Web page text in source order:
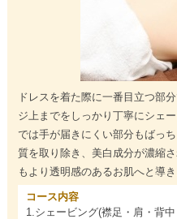
ドレスを着た際に一番目立つ部
ジ上までをしっかり丁寧にシェ
では手が届きにくい部分もばっ
質を取り除き、美白成分が濃縮
もより透明感のあるお肌へと導き
コース内容
1.シェービング(襟足・肩・背